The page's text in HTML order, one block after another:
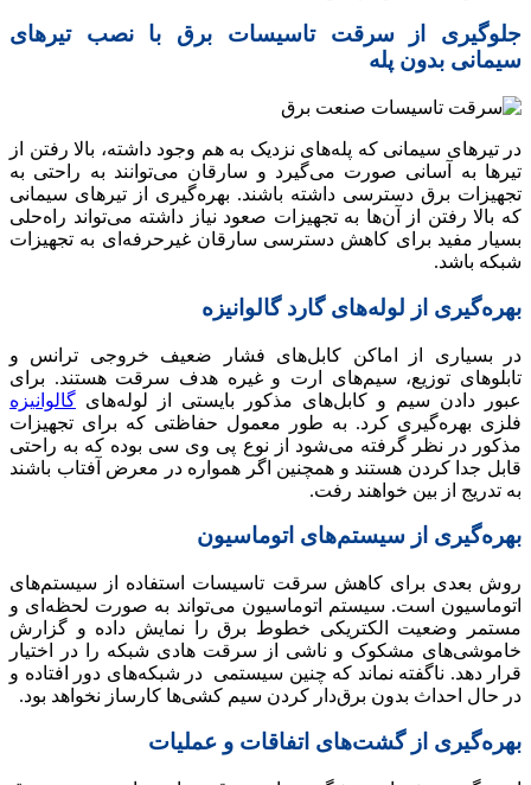
جلوگیری از سرقت تاسیسات برق با نصب تیرهای
سیمانی بدون پله
در تیرهای سیمانی که پله‌های نزدیک به هم وجود داشته، بالا رفتن از
تیرها به آسانی صورت می‌گیرد و سارقان می‌توانند به راحتی به
تجهیزات برق دسترسی داشته باشند. بهره‌گیری از تیرهای سیمانی
که بالا رفتن از آن‌ها به تجهیزات صعود نیاز داشته می‌تواند راه‌حلی
بسیار مفید برای کاهش دسترسی سارقان غیرحرفه‌ای به تجهیزات
شبکه باشد.
بهره‌گیری از لوله‌های گارد گالوانیزه
در بسیاری از اماکن کابل‌های فشار ضعیف خروجی ترانس و
تابلوهای توزیع، سیم‌های ارت و غیره هدف سرقت هستند. برای
عبور دادن سیم و کابل‌های مذکور بایستی از لوله‌های گالوانیزه
فلزی بهره‌گیری کرد. به طور معمول حفاظتی که برای تجهیزات
مذکور در نظر گرفته می‌شود از نوع پی وی سی بوده که به راحتی
قابل جدا کردن هستند و همچنین اگر همواره در معرض آفتاب باشند
به تدریج از بین خواهند رفت.
بهره‌گیری از سیستم‌های اتوماسیون
روش بعدی برای کاهش سرقت تاسیسات استفاده از سیستم‌های
اتوماسیون است. سیستم اتوماسیون می‌تواند به صورت لحظه‌ای و
مستمر وضعیت الکتریکی خطوط برق را نمایش داده و گزارش
خاموشی‌های مشکوک و ناشی از سرقت هادی شبکه را در اختیار
قرار دهد. ناگفته نماند که چنین سیستمی در شبکه‌های دور افتاده و
در حال احداث بدون برق‌دار کردن سیم کشی‌ها کارساز نخواهد بود.
بهره‌گیری از گشت‌های اتفاقات و عملیات